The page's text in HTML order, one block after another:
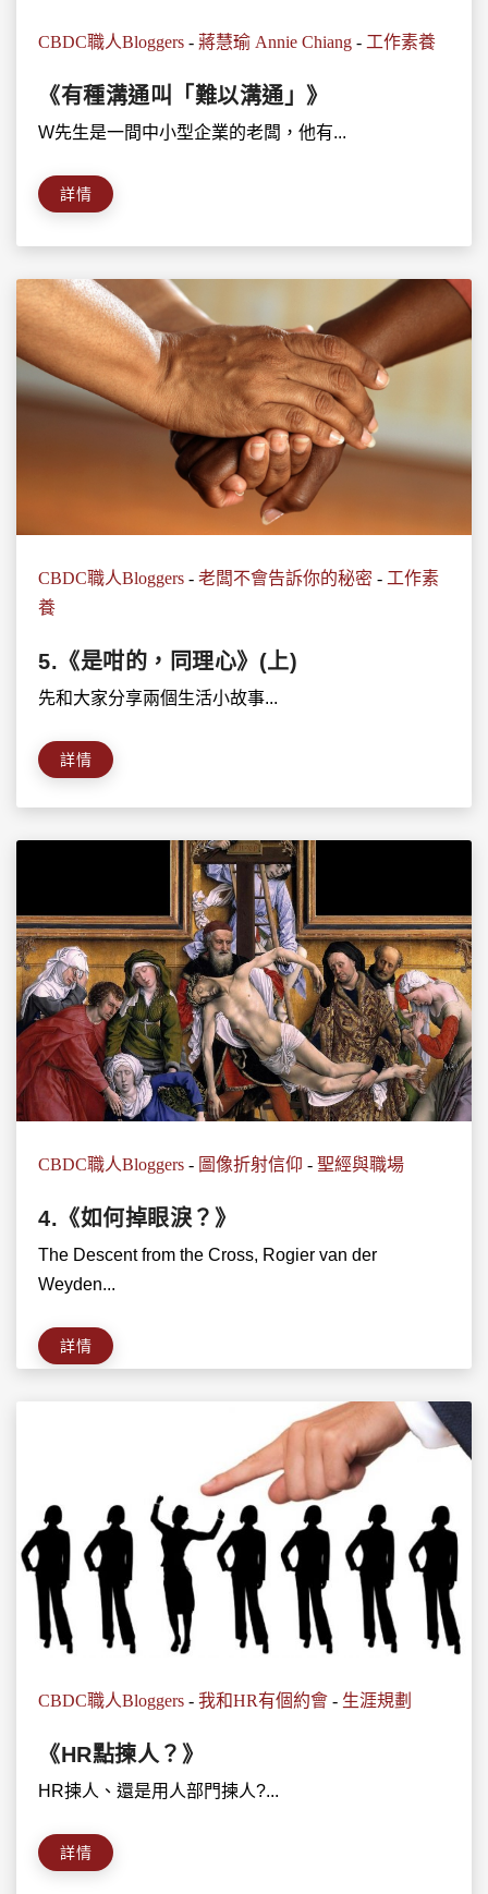
CBDC職人Bloggers - 蔣慧瑜 Annie Chiang - 工作素養
《有種溝通叫「難以溝通」》
W先生是一間中小型企業的老闆，他有...
詳情
CBDC職人Bloggers - 老闆不會告訴你的秘密 - 工作素
養
5.《是咁的，同理心》(上)
先和大家分享兩個生活小故事...
詳情
CBDC職人Bloggers - 圖像折射信仰 - 聖經與職場
4.《如何掉眼淚？》
The Descent from the Cross, Rogier van der
Weyden...
詳情
CBDC職人Bloggers - 我和HR有個約會 - 生涯規劃
《HR點揀人？》
HR揀人、還是用人部門揀人?...
詳情